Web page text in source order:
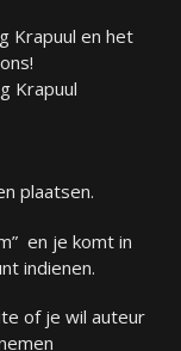
Krapuul en het
Krapuul
plaatsen.
en je komt in
indienen.
of je wil auteur